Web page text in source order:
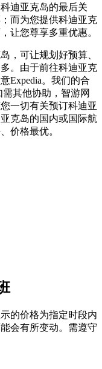
迪亚克岛的最后关
而为您提供科迪亚克
让您尊享多重优惠。
，可让规划好预算、
。由于前往科迪亚克
Expedia。我们的合
其他协助，智游网
一切有关预订科迪亚
克岛的国内或国际航
价格最优。
的价格为指定时段内
会有所变动。需遵守